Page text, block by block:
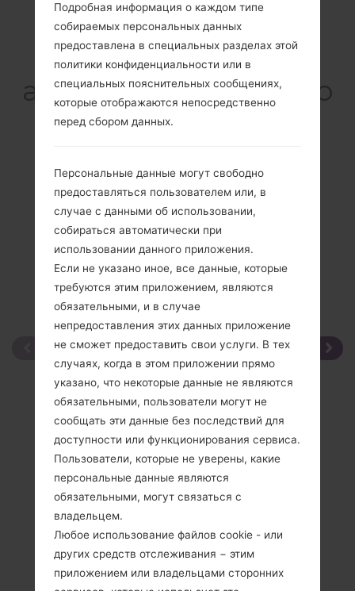
Обзор
LGF240K(LGF240K)
akaLG Optimus G Pro
Сравнить
Подробная информация о каждом типе
собираемых персональных данных
предоставлена в специальных разделах этой
политики конфиденциальности или в
специальных пояснительных сообщениях,
которые отображаются непосредственно
перед сбором данных.
Персональные данные могут свободно
предоставляться пользователем или, в
случае с данными об использовании,
собираться автоматически при
использовании данного приложения.
Если не указано иное, все данные, которые
требуются этим приложением, являются
обязательными, и в случае
непредоставления этих данных приложение
не сможет предоставить свои услуги. В тех
случаях, когда в этом приложении прямо
указано, что некоторые данные не являются
обязательными, пользователи могут не
сообщать эти данные без последствий для
доступности или функционирования сервиса.
Пользователи, которые не уверены, какие
персональные данные являются
обязательными, могут связаться с
владельцем.
Любое использование файлов cookie - или
других средств отслеживания − этим
приложением или владельцами сторонних